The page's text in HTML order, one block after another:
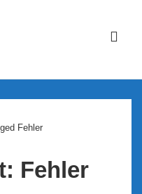
Fehler
Fehler